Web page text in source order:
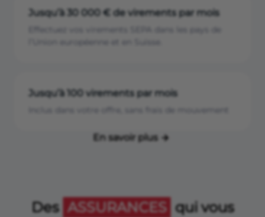
Jusqu’à 30 000 € de virements par mois
Jusqu’à 100 virements par mois
En savoir plus
Des ASSURANCES qui vous